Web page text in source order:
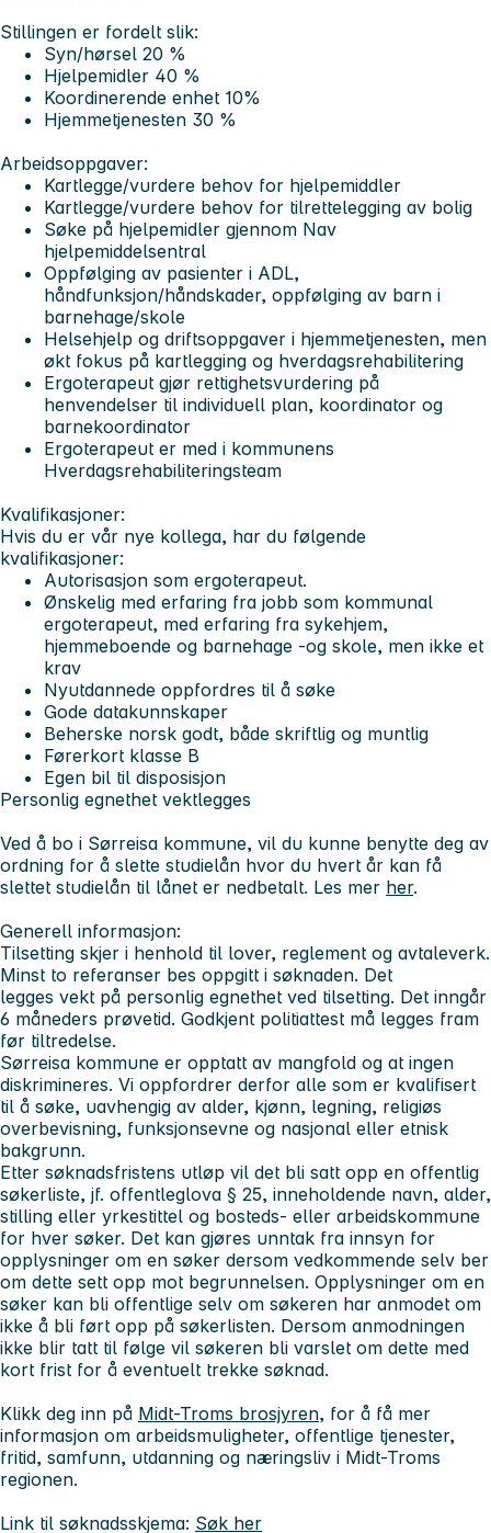
Stillingen er fordelt slik:
Syn/hørsel 20 %
Hjelpemidler 40 %
Koordinerende enhet 10%
Hjemmetjenesten 30 %
Arbeidsoppgaver:
Kartlegge/vurdere behov for hjelpemiddler
Kartlegge/vurdere behov for tilrettelegging av bolig
Søke på hjelpemidler gjennom Nav
hjelpemiddelsentral
Oppfølging av pasienter i ADL,
håndfunksjon/håndskader, oppfølging av barn i
barnehage/skole
Helsehjelp og driftsoppgaver i hjemmetjenesten, men
økt fokus på kartlegging og hverdagsrehabilitering
Ergoterapeut gjør rettighetsvurdering på
henvendelser til individuell plan, koordinator og
barnekoordinator
Ergoterapeut er med i kommunens
Hverdagsrehabiliteringsteam
Kvalifikasjoner:
Hvis du er vår nye kollega, har du følgende
kvalifikasjoner:
Autorisasjon som ergoterapeut.
Ønskelig med erfaring fra jobb som kommunal
ergoterapeut, med erfaring fra sykehjem,
hjemmeboende og barnehage -og skole, men ikke et
krav
Nyutdannede oppfordres til å søke
Gode datakunnskaper
Beherske norsk godt, både skriftlig og muntlig
Førerkort klasse B
Egen bil til disposisjon
Personlig egnethet vektlegges
Ved å bo i Sørreisa kommune, vil du kunne benytte deg av
ordning for å slette studielån hvor du hvert år kan få
slettet studielån til lånet er nedbetalt. Les mer her.
Generell informasjon:
Tilsetting skjer i henhold til lover, reglement og avtaleverk.
Minst to referanser bes oppgitt i søknaden. Det
legges vekt på personlig egnethet ved tilsetting. Det inngår
6 måneders prøvetid. Godkjent politiattest må legges fram
før tiltredelse.
Sørreisa kommune er opptatt av mangfold og at ingen
diskrimineres. Vi oppfordrer derfor alle som er kvalifisert
til å søke, uavhengig av alder, kjønn, legning, religiøs
overbevisning, funksjonsevne og nasjonal eller etnisk
bakgrunn.
Etter søknadsfristens utløp vil det bli satt opp en offentlig
søkerliste, jf. offentleglova § 25, inneholdende navn, alder,
stilling eller yrkestittel og bosteds- eller arbeidskommune
for hver søker. Det kan gjøres unntak fra innsyn for
opplysninger om en søker dersom vedkommende selv ber
om dette sett opp mot begrunnelsen. Opplysninger om en
søker kan bli offentlige selv om søkeren har anmodet om
ikke å bli ført opp på søkerlisten. Dersom anmodningen
ikke blir tatt til følge vil søkeren bli varslet om dette med
kort frist for å eventuelt trekke søknad.
Klikk deg inn på Midt-Troms brosjyren, for å få mer
informasjon om arbeidsmuligheter, offentlige tjenester,
fritid, samfunn, utdanning og næringsliv i Midt-Troms
regionen.
Link til søknadsskjema: Søk her